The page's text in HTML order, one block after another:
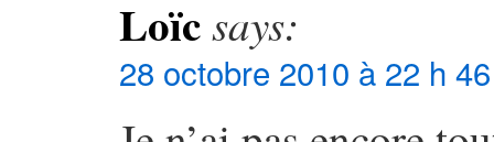
Loïcsays:
28 octobre 2010 à 22 h